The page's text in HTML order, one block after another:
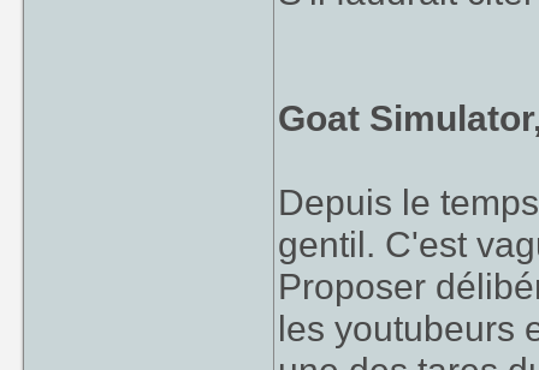
Goat
Depuis le
gentil. C'est
Proposer
les youtubeurs